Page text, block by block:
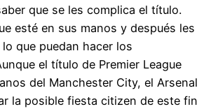
que se les complica el título.
esté en sus manos y después les
que puedan hacer los
el título de Premier League
del Manchester City, el Arsenal
la posible fiesta citizen de este fin